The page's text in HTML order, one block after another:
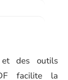
et des outils
facilite la